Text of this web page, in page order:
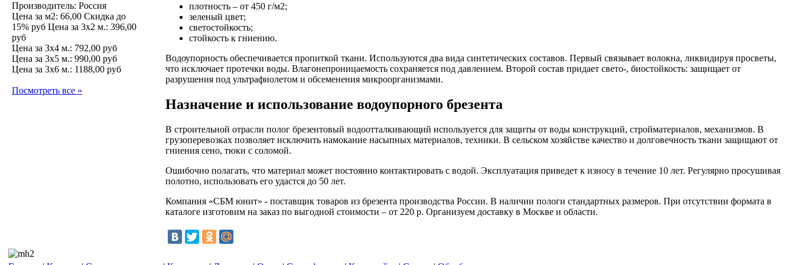
Производитель: Россия
Цена за м2: 66,00 Скидка до
15% руб Цена за 3х2 м.: 396,00
руб
Цена за 3х4 м.: 792,00 руб
Цена за 3х5 м.: 990,00 руб
Цена за 3х6 м.: 1188,00 руб
Посмотреть все »
плотность – от 450 г/м2;
зеленый цвет;
светостойкость;
стойкость к гниению.
Водоупорность обеспечивается пропиткой ткани. Используются два вида синтетических составов. Первый связывает волокна, ликвидируя просветы,
что исключает протечки воды. Влагонепроницаемость сохраняется под давлением. Второй состав придает свето-, биостойкость: защищает от
разрушения под ультрафиолетом и обсеменения микроорганизмами.
Назначение и использование водоупорного брезента
В строительной отрасли полог брезентовый водоотталкивающий используется для защиты от воды конструкций, стройматериалов, механизмов. В
грузоперевозках позволяет исключить намокание насыпных материалов, техники. В сельском хозяйстве качество и долговечность ткани защищают от
гниения сено, тюки с соломой.
Ошибочно полагать, что материал может постоянно контактировать с водой. Эксплуатация приведет к износу в течение 10 лет. Регулярно просушивая
полотно, использовать его удастся до 50 лет.
Компания «СБМ юнит» - поставщик товаров из брезента производства России. В наличии пологи стандартных размеров. При отсутствии формата в
каталоге изготовим на заказ по выгодной стоимости – от 220 р. Организуем доставку в Москве и области.